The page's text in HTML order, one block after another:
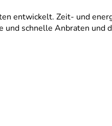
entwickelt. Zeit- und
schnelle Anbraten und